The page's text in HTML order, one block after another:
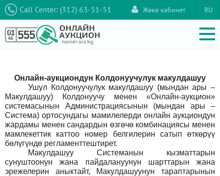
Call Center: (312) 63-51-51 RU
Жеке кабинет
Онлайн-аукциондун Колдонуучулук макулдашуу
Ушул Колдонуучулук макулдашуу (мындан ары –
Макулдашуу) Колдонуучу менен «Онлайн-аукцион»
системасынын Администрациясынын (мындан ары –
Система) ортосундагы мамилелерди онлайн аукциондун
жардамы менен сандардын өзгөчө комбинациясы менен
мамлекеттик каттоо номер белгилерин сатып өткөрүү
бөлүгүндө регламенттештирет.
Макулдашуу Системанын кызматтарын
сунуштоонун жана пайдалануунун шарттарын жана
эрежелерин аныктайт, Макулдашуунун тараптарынын